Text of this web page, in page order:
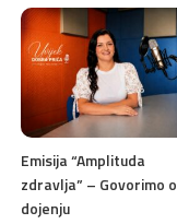
Emisija “Amplituda
zdravlja” – Govorimo o
dojenju